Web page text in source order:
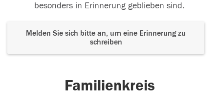
besonders in Erinnerung geblieben sind.
Melden Sie sich bitte an, um eine Erinnerung zu
schreiben
Familienkreis